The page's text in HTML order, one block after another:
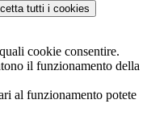
tutti i cookies
cookie consentire.
il funzionamento della
al funzionamento potete